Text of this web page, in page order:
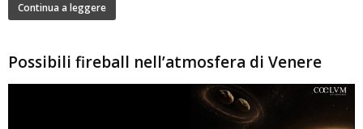
Continua a leggere
Possibili fireball nell’atmosfera di Venere